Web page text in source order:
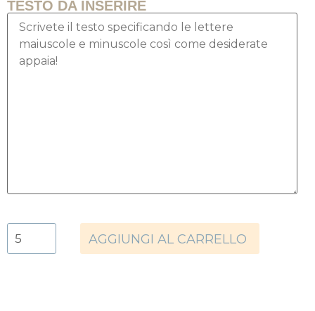
TESTO DA INSERIRE
AGGIUNGI AL CARRELLO